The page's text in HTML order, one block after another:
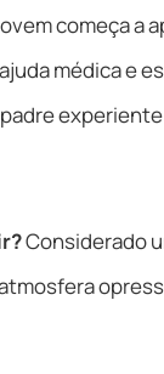
começa a
médica e
Considerado